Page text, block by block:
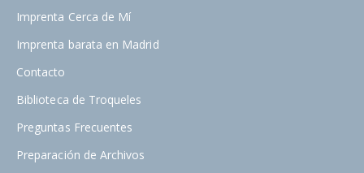
Imprenta Cerca de Mí
Imprenta barata en Madrid
Contacto
Biblioteca de Troqueles
Preguntas Frecuentes
Preparación de Archivos